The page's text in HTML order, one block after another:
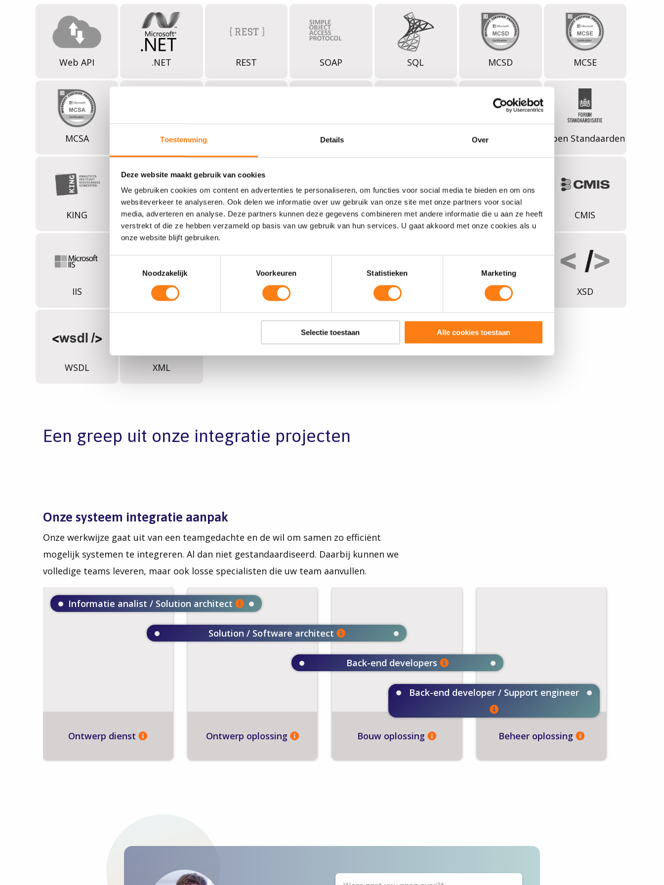
Toestemming Details Over
Deze website maakt gebruik van cookies
We gebruiken cookies om content en advertenties te personaliseren, om functies voor social media te bieden en om ons
websiteverkeer te analyseren. Ook delen we informatie over uw gebruik van onze site met onze partners voor social
media, adverteren en analyse. Deze partners kunnen deze gegevens combineren met andere informatie die u aan ze heeft
verstrekt of die ze hebben verzameld op basis van uw gebruik van hun services. U gaat akkoord met onze cookies als u
onze website blijft gebruiken.
Noodzakelijk
Voorkeuren Statistieken Marketing
Selectie toestaan Alle cookies toestaan
Web API .NET REST SOAP SQL MCSD MCSE
MCSA MTA Azure VNG Realisatie Open Standaarden
KING Progress Oracle MongoDB Microservices TOGAF CMIS
IIS JSON Apache Tomcat ASP.net Java XSD
WSDL XML
Een greep uit onze integratie projecten
Onze systeem integratie aanpak
Onze werkwijze gaat uit van een teamgedachte en de wil om samen zo efficiënt
mogelijk systemen te integreren. Al dan niet gestandaardiseerd. Daarbij kunnen we
volledige teams leveren, maar ook losse specialisten die uw team aanvullen.
Ontwerp dienst Ontwerp oplossing Bouw oplossing Beheer oplossing
Informatie analist / Solution architect
Solution / Software architect
Back-end developers
Back-end developer / Support engineer